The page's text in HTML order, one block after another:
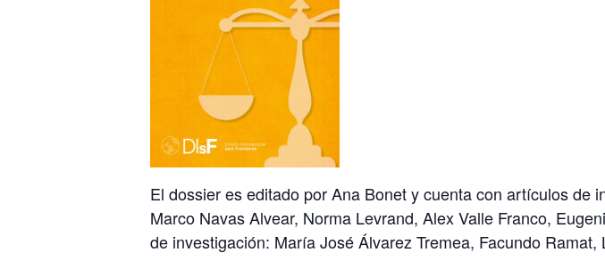
El dossier es editado por Ana Bonet y cuenta con artículos de
Marco Navas Alvear, Norma Levrand, Alex Valle Franco,
de investigación: María José Álvarez Tremea, Facundo